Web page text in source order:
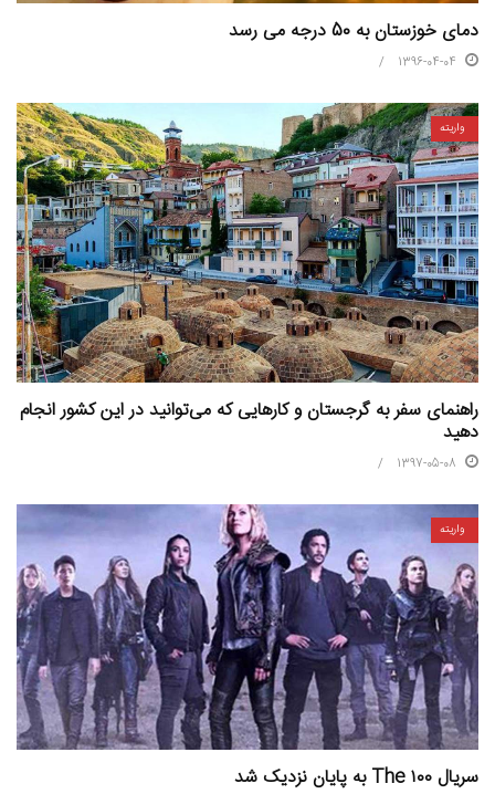
دمای خوزستان به 50 درجه می رسد
1396-04-04
واریته
راهنمای سفر به گرجستان و کارهایی که می‌توانید در این کشور انجام
دهید
1397-05-08
واریته
سریال The ۱۰۰ به پایان نزدیک شد